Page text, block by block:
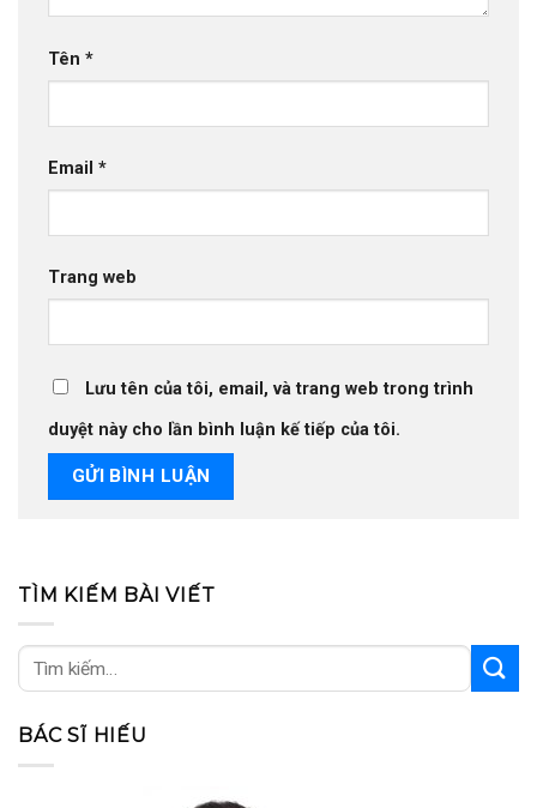
Tên *
Email *
Trang web
Lưu tên của tôi, email, và trang web trong trình
duyệt này cho lần bình luận kế tiếp của tôi.
TÌM KIẾM BÀI VIẾT
BÁC SĨ HIẾU